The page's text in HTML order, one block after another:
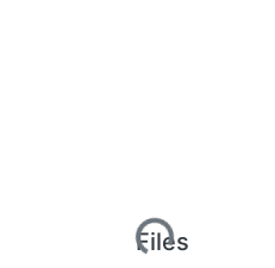
Loading...
Files